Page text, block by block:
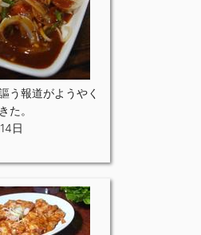
う報道がようやく
た。
日